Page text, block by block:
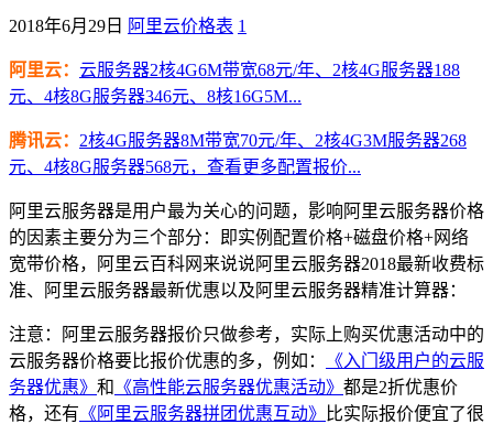
2018年6月29日 阿里云价格表 1
阿里云： 云服务器2核4G6M带宽68元/年、2核4G服务器188
元、4核8G服务器346元、8核16G5M...
腾讯云： 2核4G服务器8M带宽70元/年、2核4G3M服务器268
元、4核8G服务器568元，查看更多配置报价...
阿里云服务器是用户最为关心的问题，影响阿里云服务器价格
的因素主要分为三个部分：即实例配置价格+磁盘价格+网络
宽带价格，阿里云百科网来说说阿里云服务器2018最新收费标
准、阿里云服务器最新优惠以及阿里云服务器精准计算器：
注意：阿里云服务器报价只做参考，实际上购买优惠活动中的
云服务器价格要比报价优惠的多，例如：
《入门级用户的云服
务器优惠》 和 《高性能云服务器优惠活动》 都是2折优惠价
格，还有 《阿里云服务器拼团优惠互动》
比实际报价便宜了很